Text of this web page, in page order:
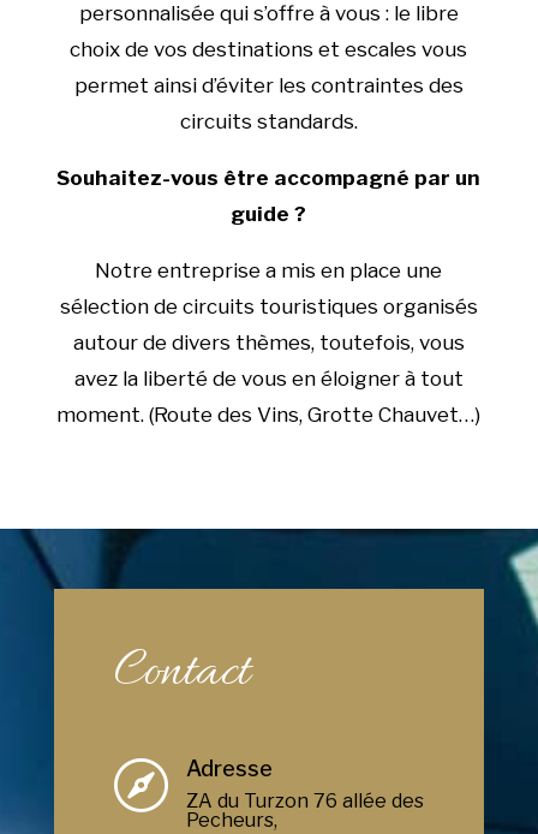
personnalisée qui s’offre à vous : le libre
choix de vos destinations et escales vous
permet ainsi d’éviter les contraintes des
circuits standards.
Souhaitez-vous être accompagné par un
guide ?
Notre entreprise a mis en place une
sélection de circuits touristiques organisés
autour de divers thèmes, toutefois, vous
avez la liberté de vous en éloigner à tout
moment. (Route des Vins, Grotte Chauvet…)
Contact
 Adresse
ZA du Turzon 76 allée des
Pecheurs,